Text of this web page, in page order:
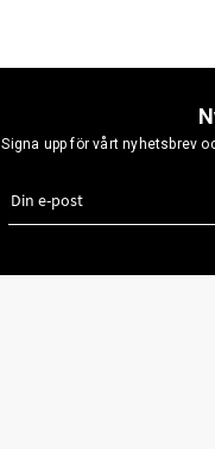
Signa upp för vårt nyhetsbrev